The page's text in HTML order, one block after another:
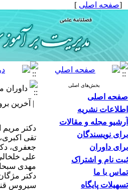
[صفحه اصلی ]
بخش‌های اصلی
صفحه اصلی
اطلاعات نشریه
آرشیو مجله و مقالات
برای نویسندگان
برای داوران
ثبت نام و اشتراک
تماس با ما
تسهیلات پایگاه
داوران
| آخرین
دکتر مریم
تقی اکبری،
جعفری،
علی
مهدی
دکتر
سیروس